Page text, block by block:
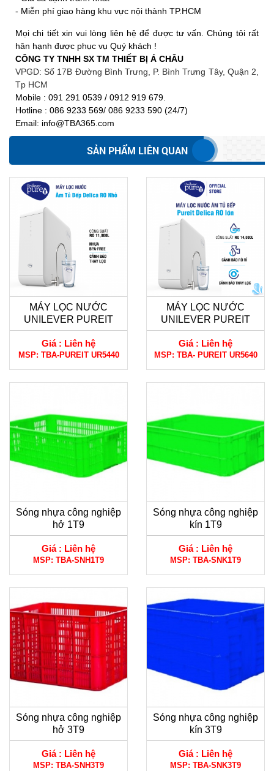
- Miễn phí giao hàng khu vực nội thành TP.HCM
Mọi chi tiết xin vui lòng liên hệ để được tư vấn. Chúng tôi rất
hân hạnh được phục vụ Quý khách !
CÔNG TY TNHH SX TM THIẾT BỊ Á CHÂU
VPGD: Số 17B Đường Bình Trưng, P. Bình Trưng Tây, Quận 2,
Tp HCM
Mobile : 091 291 0539 / 0912 919 679.
Hotline : 086 9233 569/ 086 9233 590 (24/7)
Email: info@TBA365.com
SẢN PHẨM LIÊN QUAN
MÁY LỌC NƯỚC
UNILEVER PUREIT
DELICA-UR5440
Giá : Liên hệ
MSP: TBA-PUREIT UR5440
MÁY LỌC NƯỚC
UNILEVER PUREIT
DELICA-UR5640
Giá : Liên hệ
MSP: TBA- PUREIT UR5640
Sóng nhựa công nghiệp
hở 1T9
Giá : Liên hệ
MSP: TBA-SNH1T9
Sóng nhựa công nghiệp
kín 1T9
Giá : Liên hệ
MSP: TBA-SNK1T9
Sóng nhựa công nghiệp
hở 3T9
Giá : Liên hệ
MSP: TBA-SNH3T9
Sóng nhựa công nghiệp
kín 3T9
Giá : Liên hệ
MSP: TBA-SNK3T9